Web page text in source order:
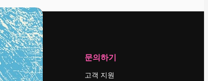
회사
가격
문의하기
고객 지원